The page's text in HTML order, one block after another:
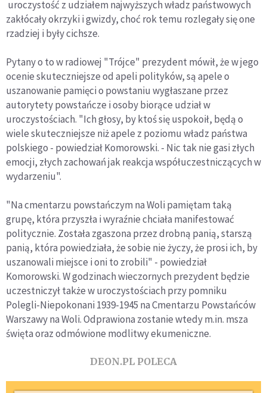
uroczystość z udziałem najwyższych władz państwowych
zakłócały okrzyki i gwizdy, choć rok temu rozlegały się one
rzadziej i były cichsze.
Pytany o to w radiowej "Trójce" prezydent mówił, że w jego
ocenie skuteczniejsze od apeli polityków, są apele o
uszanowanie pamięci o powstaniu wygłaszane przez
autorytety powstańcze i osoby biorące udział w
uroczystościach. "Ich głosy, by ktoś się uspokoił, będą o
wiele skuteczniejsze niż apele z poziomu władz państwa
polskiego - powiedział Komorowski. - Nic tak nie gasi złych
emocji, złych zachowań jak reakcja współuczestniczących w
wydarzeniu".
"Na cmentarzu powstańczym na Woli pamiętam taką
grupę, która przyszła i wyraźnie chciała manifestować
politycznie. Została zgaszona przez drobną panią, starszą
panią, która powiedziała, że sobie nie życzy, że prosi ich, by
uszanowali miejsce i oni to zrobili" - powiedział
Komorowski. W godzinach wieczornych prezydent będzie
uczestniczył także w uroczystościach przy pomniku
Polegli-Niepokonani 1939-1945 na Cmentarzu Powstańców
Warszawy na Woli. Odprawiona zostanie wtedy m.in. msza
święta oraz odmówione modlitwy ekumeniczne.
DEON.PL POLECA